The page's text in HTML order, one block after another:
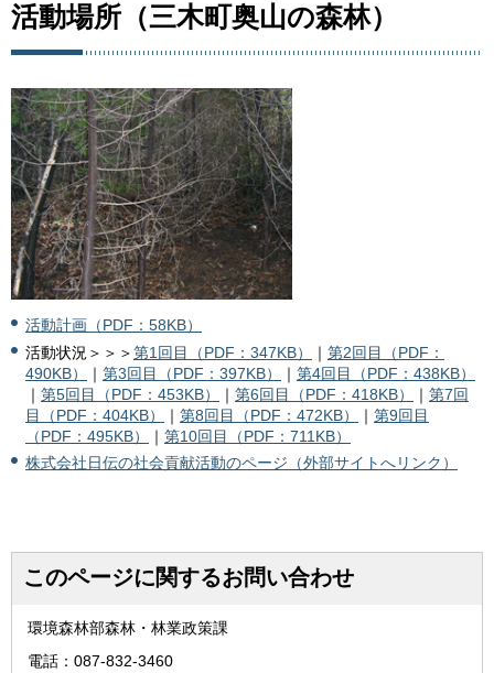
活動場所（三木町奥山の森林）
活動計画（PDF：58KB）
活動状況＞＞＞第1回目（PDF：347KB） ｜ 第2回目（PDF：
490KB）
｜ 第3回目（PDF：397KB） ｜ 第4回目（PDF：438KB）
｜ 第5回目（PDF：453KB） ｜ 第6回目（PDF：418KB） ｜ 第7回
目（PDF：404KB）
｜ 第8回目（PDF：472KB） ｜ 第9回目
（PDF：495KB）
｜ 第10回目（PDF：711KB）
株式会社日伝の社会貢献活動のページ（外部サイトへリンク）
このページに関するお問い合わせ
環境森林部森林・林業政策課
電話：087-832-3460